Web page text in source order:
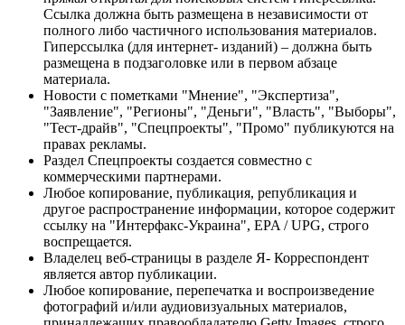
Ссылка должна быть размещена в независимости от
полного либо частичного использования материалов.
Гиперссылка (для интернет- изданий) – должна быть
размещена в подзаголовке или в первом абзаце
материала.
Новости с пометками "Мнение", "Экспертиза",
"Заявление", "Регионы", "Деньги", "Власть", "Выборы",
"Тест-драйв", "Спецпроекты", "Промо" публикуются на
правах рекламы.
Раздел Спецпроекты создается совместно с
коммерческими партнерами.
Любое копирование, публикация, републикация и
другое распространение информации, которое содержит
ссылку на "Интерфакс-Украина", EPA / UPG, строго
воспрещается.
Владелец веб-страницы в разделе Я- Корреспондент
является автор публикации.
Любое копирование, перепечатка и воспроизведение
фотографий и/или аудиовизуальных материалов,